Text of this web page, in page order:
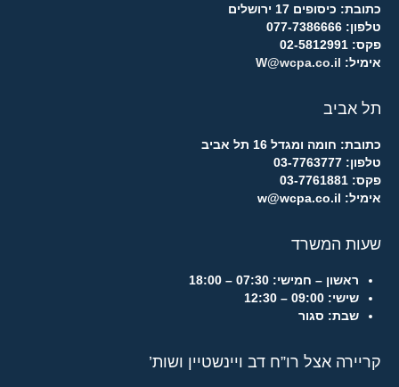
כתובת: כיסופים 17 ירושלים
טלפון: 077-7386666
פקס: 02-5812991
אימיל: W@wcpa.co.il
תל אביב
כתובת: חומה ומגדל 16 תל אביב
טלפון: 03-7763777
פקס: 03-7761881
אימיל: w@wcpa.co.il
שעות המשרד
ראשון – חמישי: 07:30 – 18:00
שישי: 09:00 – 12:30
שבת: סגור
קריירה אצל רו”ח דב ויינשטיין ושות’